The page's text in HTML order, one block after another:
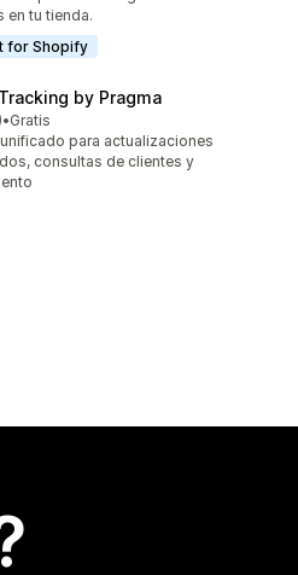
en tu tienda.
for Shopify
by Pragma
en total
•Gratis
para actualizaciones
consultas de clientes y